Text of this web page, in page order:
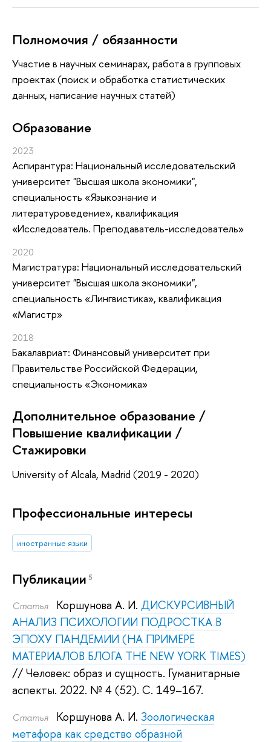
Полномочия / обязанности
Участие в научных семинарах, работа в групповых
проектах (поиск и обработка статистических
данных, написание научных статей)
Oбразование
2023
Аспирантура: Национальный исследовательский
университет "Высшая школа экономики",
специальность «Языкознание и
литературоведение», квалификация
«Исследователь. Преподаватель-исследователь»
2020
Магистратура: Национальный исследовательский
университет "Высшая школа экономики",
специальность «Лингвистика», квалификация
«Магистр»
2018
Бакалавриат: Финансовый университет при
Правительстве Российской Федерации,
специальность «Экономика»
Дополнительное образование /
Повышение квалификации /
Стажировки
University of Alcala, Madrid (2019 - 2020)
Профессиональные интересы
иностранные языки
Публикации 5
Статья Коршунова А. И. ДИСКУРСИВНЫЙ
АНАЛИЗ ПСИХОЛОГИИ ПОДРОСТКА В
ЭПОХУ ПАНДЕМИИ (НА ПРИМЕРЕ
МАТЕРИАЛОВ БЛОГА THE NEW YORK TIMES)
// Человек: образ и сущность. Гуманитарные
аспекты. 2022. № 4 (52). С. 149–167.
Статья Коршунова А. И. Зоологическая
метафора как средство образной